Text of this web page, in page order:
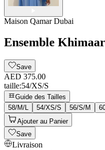
Maison Qamar Dubai
Ensemble
Save
AED 375.00
taille:54/XS/S
Guide des Tailles
58/M/L
54/XS/S 56/S/M
Ajouter au Panier
Save
Livraison